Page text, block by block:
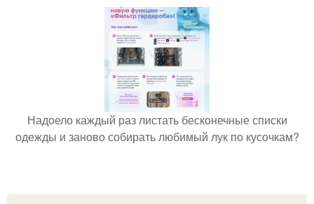
Надоело каждый раз листать бесконечные списки
одежды и заново собирать любимый лук по кусочкам?